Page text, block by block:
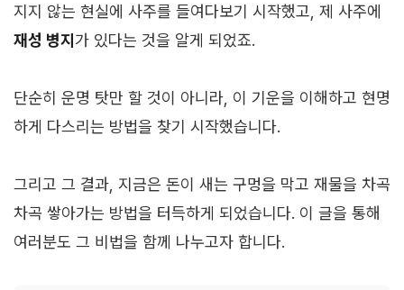
지지 않는 현실에 사주를 들여다보기 시작했고, 제 사주에
재성 병지가 있다는 것을 알게 되었죠.
단순히 운명 탓만 할 것이 아니라, 이 기운을 이해하고 현명
하게 다스리는 방법을 찾기 시작했습니다.
그리고 그 결과, 지금은 돈이 새는 구멍을 막고 재물을 차곡
차곡 쌓아가는 방법을 터득하게 되었습니다. 이 글을 통해
여러분도 그 비법을 함께 나누고자 합니다.